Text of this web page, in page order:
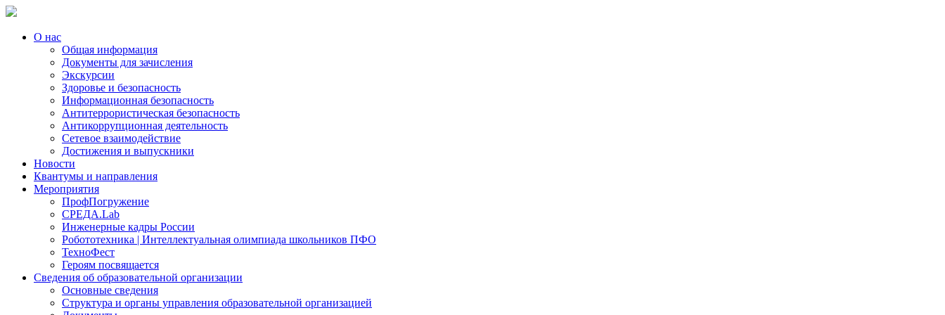
О нас
Общая информация
Документы для зачисления
Экскурсии
Здоровье и безопасность
Информационная безопасность
Антитеррористическая безопасность
Антикоррупционная деятельность
Сетевое взаимодействие
Достижения и выпускники
Новости
Квантумы и направления
Мероприятия
ПрофПогружение
СРЕДА.Lab
Инженерные кадры России
Робототехника | Интеллектуальная олимпиада школьников ПФО
ТехноФест
Героям посвящается
Сведения об образовательной организации
Основные сведения
Структура и органы управления образовательной организацией